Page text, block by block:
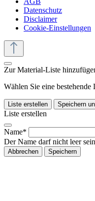
Datenschutz
Disclaimer
Cookie-Einstellungen
Zur Material-Liste
Wählen Sie eine bestehende
Liste erstellen Speichern
Liste erstellen
Name*
Der Name darf nicht leer
Abbrechen Speichern